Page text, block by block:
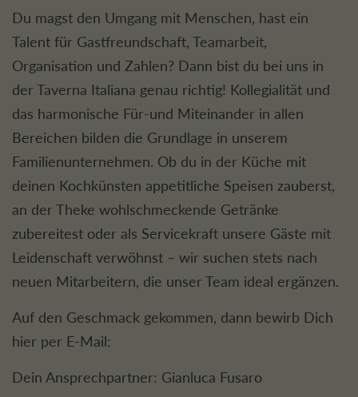
Du magst den Umgang mit Menschen, hast ein
Talent für Gastfreundschaft, Teamarbeit,
Organisation und Zahlen? Dann bist du bei uns in
der Taverna Italiana genau richtig! Kollegialität und
das harmonische Für-und Miteinander in allen
Bereichen bilden die Grundlage in unserem
Familienunternehmen. Ob du in der Küche mit
deinen Kochkünsten appetitliche Speisen zauberst,
an der Theke wohlschmeckende Getränke
zubereitest oder als Servicekraft unsere Gäste mit
Leidenschaft verwöhnst – wir suchen stets nach
neuen Mitarbeitern, die unser Team ideal ergänzen.
Auf den Geschmack gekommen, dann bewirb Dich
hier per E-Mail:
Dein Ansprechpartner: Gianluca Fusaro